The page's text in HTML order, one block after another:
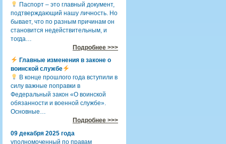
Паспорт – это главный документ,
подтверждающий нашу личность. Но
бывает, что по разным причинам он
становится недействительным, и
тогда…
Подробнее >>>
Главные изменения в законе о
воинской службе
В конце прошлого года вступили в
силу важные поправки в
Федеральный закон «О воинской
обязанности и военной службе».
Основные…
Подробнее >>>
09 декабря 2025 года
уполномоченный по правам